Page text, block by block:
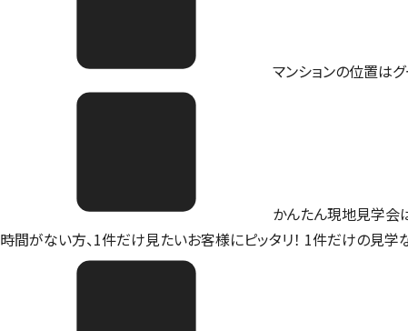
マンションの位置は
かんたん現地見学会
時間がない方、1件だけ見たいお客様にピッタリ！ 1件だけの見学